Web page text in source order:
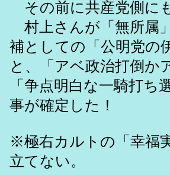
その前に共産党側に
村上さんが「無所属
補としての「公明党の
と、「アベ政治打倒か
「争点明白な一騎打ち
事が確定した！
※極右カルトの「幸福
立てない。